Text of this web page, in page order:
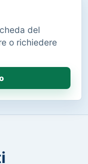
del
o richiedere